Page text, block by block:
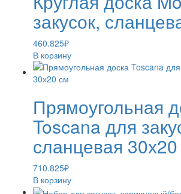
закусок,
460.825₽
В корзину
Прямоугольная
Toscana для
сланцевая
710.825₽
В корзину